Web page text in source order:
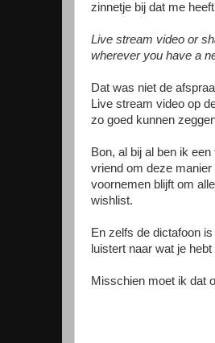
zinnetje bij dat me
Live stream video or
wherever you have a
Dat was niet de
Live stream video op
zo goed kunnen
Bon, al bij al ben ik
vriend om deze
voornemen blijft om
wishlist.
En zelfs de dictafoon
luistert naar wat je
Misschien moet ik dat